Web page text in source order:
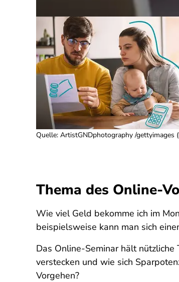
Quelle: ArtistGNDphotography /gettyimages
Thema des Online-
Wie viel Geld bekomme ich im
beispielsweise kann man sich
Das Online-Seminar hält
verstecken und wie sich
Vorgehen?